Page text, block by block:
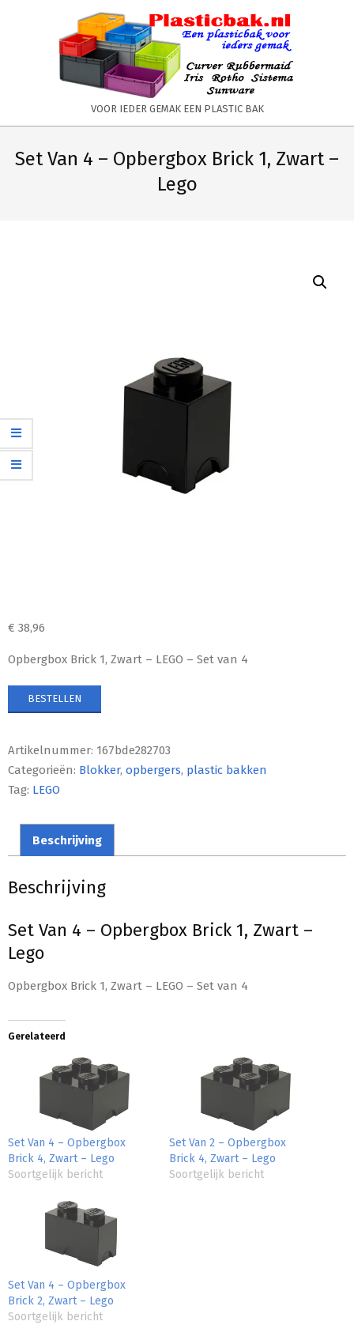
PLASTICBAK.NL
VOOR IEDER GEMAK EEN PLASTIC BAK
Navigation
Navigation
Set Van 4 – Opbergbox Brick 1, Zwart –
Lego
€ 38,96
Opbergbox Brick 1, Zwart – LEGO – Set van 4
BESTELLEN
Artikelnummer: 167bde282703
Categorieën: Blokker, opbergers, plastic bakken
Tag: LEGO
Beschrijving
Beschrijving
Set Van 4 – Opbergbox Brick 1, Zwart –
Lego
Opbergbox Brick 1, Zwart – LEGO – Set van 4
Gerelateerd
Set Van 4 – Opbergbox
Brick 4, Zwart – Lego
Soortgelijk bericht
Set Van 2 – Opbergbox
Brick 4, Zwart – Lego
Soortgelijk bericht
Set Van 4 – Opbergbox
Brick 2, Zwart – Lego
Soortgelijk bericht